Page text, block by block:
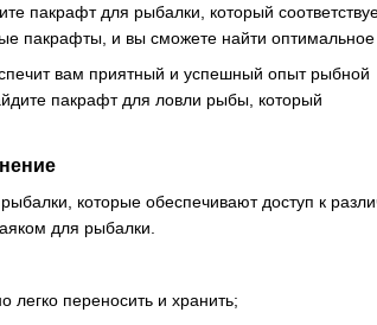
пакрафт для рыбалки, который
пакрафты, и вы сможете найти
вам приятный и успешный опыт рыбной
пакрафт для ловли рыбы, который
которые обеспечивают доступ к
для рыбалки.
переносить и хранить;